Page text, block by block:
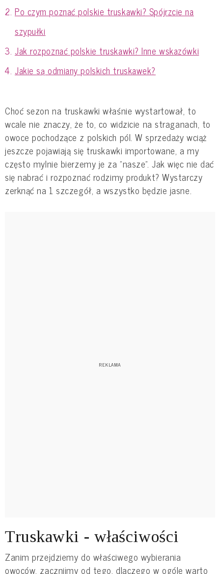
Po czym poznać polskie truskawki? Spójrzcie na
szypułki
Jak rozpoznać polskie truskawki? Inne wskazówki
Jakie są odmiany polskich truskawek?
Choć sezon na truskawki właśnie wystartował, to
wcale nie znaczy, że to, co widzicie na straganach, to
owoce pochodzące z polskich pól. W sprzedaży wciąż
jeszcze pojawiają się truskawki importowane, a my
często mylnie bierzemy je za "nasze". Jak więc nie dać
się nabrać i rozpoznać rodzimy produkt? Wystarczy
zerknąć na 1 szczegół, a wszystko będzie jasne.
Truskawki - właściwości
Zanim przejdziemy do właściwego wybierania
owoców, zacznijmy od tego, dlaczego w ogóle warto